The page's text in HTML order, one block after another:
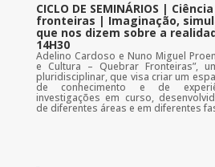
CICLO DE SEMINÁRIOS |
fronteiras | Imaginação,
que nos dizem sobre a
14H30
Adelino Cardoso e Nuno Miguel
e Cultura – Quebrar Fronteiras”,
pluridisciplinar, que visa criar um
de conhecimento e de
investigações em curso,
de diferentes áreas e em diferentes